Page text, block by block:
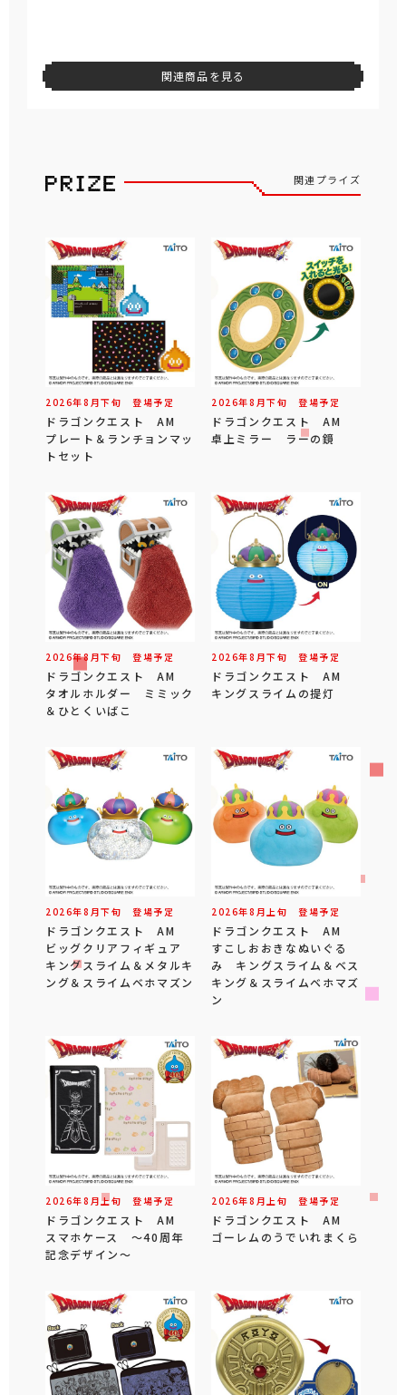
関連商品を見る
関連プライズ
2026年8 月下旬 登場予定
ドラゴンクエスト AM
プレート＆ランチョンマッ
トセット
2026年8 月下旬 登場予定
ドラゴンクエスト AM
卓上ミラー ラーの鏡
2026年8 月下旬 登場予定
ドラゴンクエスト AM
タオルホルダー ミミック
＆ひとくいばこ
2026年8 月下旬 登場予定
ドラゴンクエスト AM
キングスライムの提灯
2026年8 月下旬 登場予定
ドラゴンクエスト AM
ビッグクリアフィギュア
キングスライム＆メタルキ
ング＆スライムベホマズン
2026年8 月 上旬 登場予定
ドラゴンクエスト AM
すこしおおきなぬいぐる
み キングスライム＆ベス
キング＆スライムベホマズ
ン
2026年8 月 上旬 登場予定
ドラゴンクエスト AM
スマホケース ～40周年
記念デザイン～
2026年8 月 上旬 登場予定
ドラゴンクエスト AM
ゴーレムのうでいれまくら